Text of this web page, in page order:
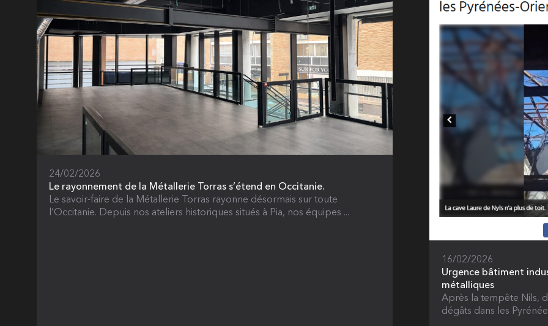
24/02/2026
Le rayonnement de la Métallerie Torras s’étend en Occitanie.
Le savoir-faire de la Métallerie Torras rayonne désormais sur toute
l’Occitanie. Depuis nos ateliers historiques situés à Pia, nos équipes ...
16/02/2026
Urgence bâtiment
métalliques
Après la tempête Nils,
dégâts dans les